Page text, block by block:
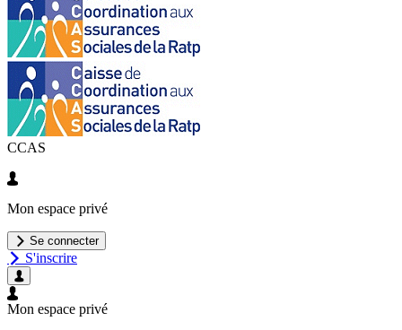
CCAS
Mon espace privé
Se connecter
S'inscrire
Mon espace privé